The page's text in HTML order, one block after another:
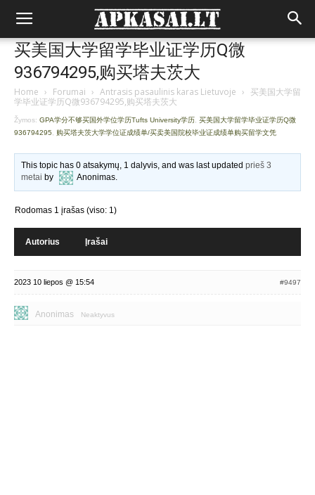
买美国大学留学毕业证学历Q微
936794295,购买塔夫茨大
Home › Forumai › Antrasis pasaulinis karas Lietuvoje › 买美国大学留
学毕业证学历Q微936794295,购买塔夫茨大
Žymos: GPA学分不够买国外学位学历Tufts University学历 买美国大学留学毕业证学历Q微
936794295
购买塔夫茨大学学位证成绩单/买卖美国院校毕业证成绩单购买留学文凭
This topic has 0 atsakymų, 1 dalyvis, and was last updatedprieš 3
metai by Anonimas.
Rodomas 1 įrašas (viso: 1)
Autorius Įrašai
2023 10 liepos @ 15:54 #9497
Anonimas Neaktyvus